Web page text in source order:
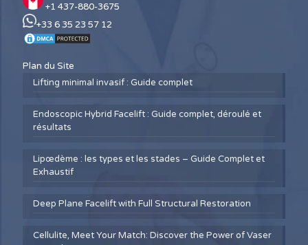
+1 437-880-3675
+33 6 35 23 57 12
Plan du Site
Lifting minimal invasif : Guide complet
Endoscopic Hybrid Facelift : Guide complet, déroulé et
résultats
Lipœdème : les types et les stades – Guide Complet et
Exhaustif
Deep Plane Facelift with Full Structural Restoration
Cellulite, Meet Your Match: Discover the Power of Vaser